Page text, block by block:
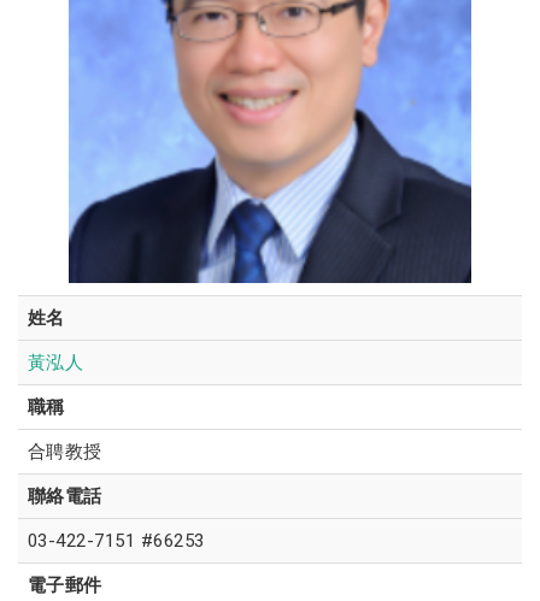
姓名
黃泓人
職稱
合聘教授
聯絡電話
03-422-7151 #66253
電子郵件